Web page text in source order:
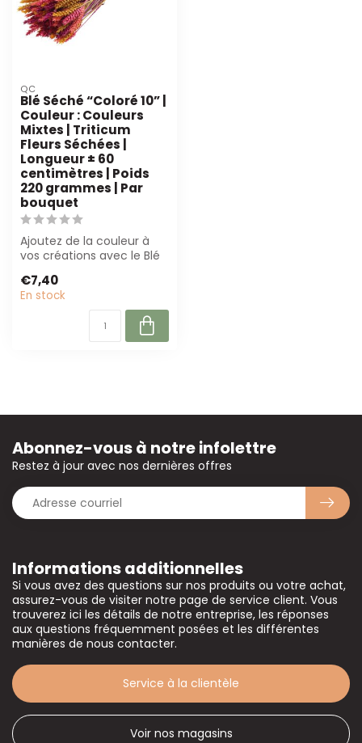
QC
Blé Séché “Coloré 10” |
Couleur : Couleurs
Mixtes | Triticum
Fleurs Séchées |
Longueur ± 60
centimètres | Poids
220 grammes | Par
bouquet
Ajoutez de la couleur à
vos créations avec le Blé
bottes...
€7,40
En stock
Informations additionnelles
Si vous avez des questions sur nos produits ou votre achat,
assurez-vous de visiter notre page de service client. Vous
trouverez ici les détails de notre entreprise, les réponses
aux questions fréquemment posées et les différentes
manières de nous contacter.
Service à la clientèle
Voir nos magasins
Abonnez-vous à notre infolettre
Restez à jour avec nos dernières offres